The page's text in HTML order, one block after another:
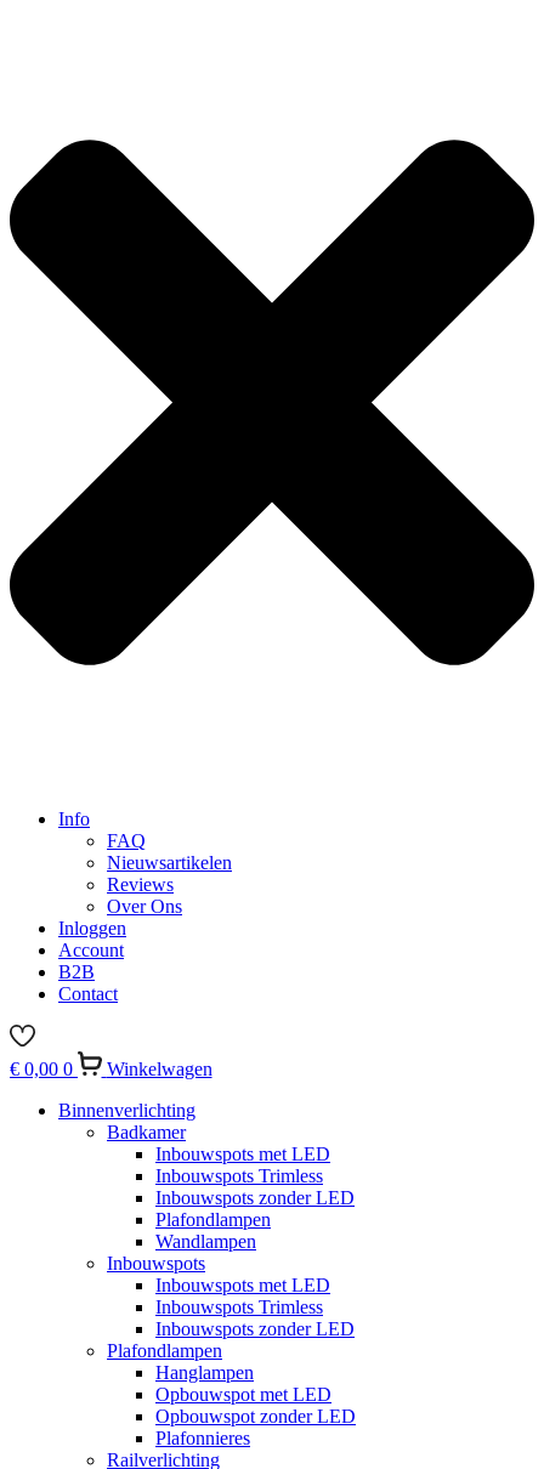
Info
FAQ
Nieuwsartikelen
Reviews
Over Ons
Inloggen
Account
B2B
Contact
€ 0,00 0
Winkelwagen
Binnenverlichting
Badkamer
Inbouwspots met LED
Inbouwspots Trimless
Inbouwspots zonder LED
Plafondlampen
Wandlampen
Inbouwspots
Inbouwspots met LED
Inbouwspots Trimless
Inbouwspots zonder LED
Plafondlampen
Hanglampen
Opbouwspot met LED
Opbouwspot zonder LED
Plafonnieres
Railverlichting